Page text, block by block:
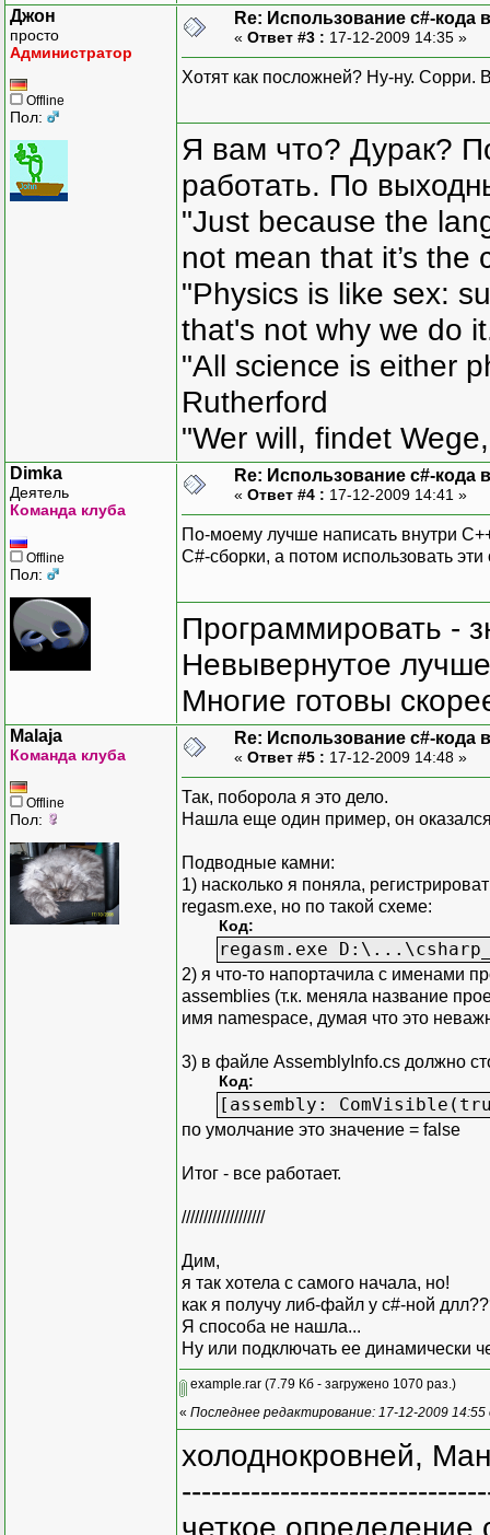
Джон
просто
Администратор
Offline
Пол:
Re: Использование c#-кода
« Ответ #3 : 17-12-2009 14:35 »
Хотят как посложней? Ну-ну. Сорри.
Я вам что? Дурак?
работать. По
"Just because the
not mean that it’s the
"Physics is like sex:
that's not why we do
"All science is either
Rutherford
"Wer will, findet
Dimka
Деятель
Команда клуба
Offline
Пол:
Re: Использование c#-кода
« Ответ #4 : 17-12-2009 14:41 »
По-моему лучше написать внутри
C#-сборки, а потом использовать
Программировать -
Невывернутое
Многие готовы
Malaja
Команда клуба
Offline
Пол:
Re: Использование c#-кода
« Ответ #5 : 17-12-2009 14:48 »
Так, поборола я это дело.
Нашла еще один пример, он
Подводные камни:
1) насколько я поняла,
regasm.exe, но по такой схеме:
Код:
regasm.exe
2) я что-то напортачила с именами
assemblies (т.к. меняла название
имя namespace, думая что это
3) в файле AssemblyInfo.cs должно
Код:
[assembly:
по умолчание это значение = false
Итог - все работает.
///////////////////
Дим,
я так хотела с самого начала, но!
как я получу либ-файл у с#-ной
Я способа не нашла...
Ну или подключать ее динамически
example.rar (7.79 Кб - загружено 1070 раз.)
« Последнее редактирование: 17-12-2009
холоднокровней,
четкое